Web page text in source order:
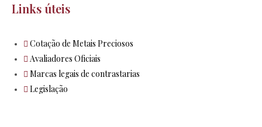
Links úteis
Cotação de Metais Preciosos
Avaliadores Oficiais
Marcas legais de contrastarias
Legislação